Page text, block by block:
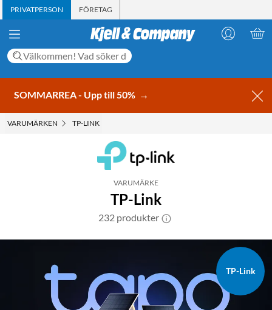
PRIVATPERSON FÖRETAG
SOMMARREA - Upp till 50% →
VARUMÄRKEN TP-LINK
VARUMÄRKE
TP-Link
232 produkter
TP-Link